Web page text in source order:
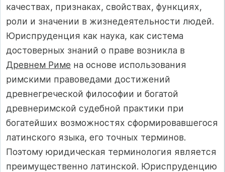
качествах, признаках, свойствах, функциях,
роли и значении в жизнедеятельности людей.
Юриспруденция как наука, как система
достоверных знаний о праве возникла в
Древнем Риме на основе использования
римскими правоведами достижений
древнегреческой философии и богатой
древнеримской судебной практики при
богатейших возможностях сформировавшегося
латинского языка, его точных терминов.
Поэтому юридическая терминология является
преимущественно латинской. Юриспруденцию